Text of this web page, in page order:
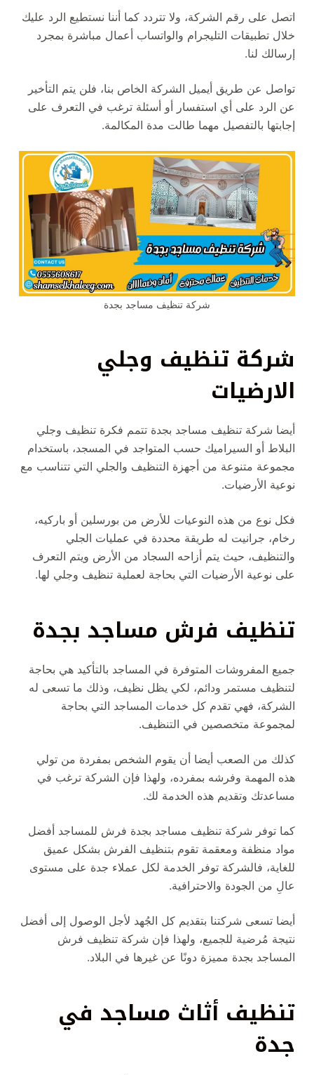
اتصل على رقم الشركة، ولا تتردد كما أننا نستطيع الرد عليك
خلال تطبيقات التليجرام والواتساب أعمال مباشرة بمجرد
إرسالك لنا.
تواصل عن طريق أيميل الشركة الخاص بنا، فلن يتم التأخير
عن الرد على أي استفسار أو أسئلة ترغب في التعرف على
إجابتها بالتفصيل مهما طالت مدة المكالمة.
شركة تنظيف مساجد بجدة
شركة تنظيف وجلي
الارضيات
أيضا شركة تنظيف مساجد بجدة تتمم فكرة تنظيف وجلي
البلاط أو السيراميك حسب المتواجد في المسجد، باستخدام
مجموعة متنوعة من أجهزة التنظيف والجلي التي تتناسب مع
نوعية الأرضيات.
فكل نوع من هذه النوعيات للأرض من بورسلين أو باركيه،
رخام، جرانيت له طريقة محددة في عمليات الجلي
والتنظيف، حيث يتم أزاحه السجاد من الأرض ويتم التعرف
على نوعية الأرضيات التي بحاجة لعملية تنظيف وجلي لها.
تنظيف فرش مساجد بجدة
جميع المفروشات المتوفرة في المساجد بالتأكيد هي بحاجة
لتنظيف مستمر ودائم، لكي يظل نظيف، وذلك ما تسعى له
الشركة، فهي تقدم كل خدمات المساجد التي بحاجة
لمجموعة متخصصين في التنظيف.
كذلك من الصعب أيضا أن يقوم الشخص بمفردة من تولي
هذه المهمة وفرشه بمفرده، ولهذا فإن الشركة ترغب في
مساعدتك وتقديم هذه الخدمة لك.
كما توفر شركة تنظيف مساجد بجدة فرش للمساجد أفضل
مواد منظفة ومعقمة تقوم بتنظيف الفرش بشكل عميق
للغاية، فالشركة توفر الخدمة لكل عملاء جدة على مستوى
عالِ من الجودة والاحترافية.
أيضا تسعى شركتنا بتقديم كل الجُهد لأجل الوصول إلى أفضل
نتيجة مُرضية للجميع، ولهذا فإن شركة تنظيف فرش
المساجد بجدة مميزة دونًا عن غيرها في البلاد.
تنظيف أثاث مساجد في
جدة